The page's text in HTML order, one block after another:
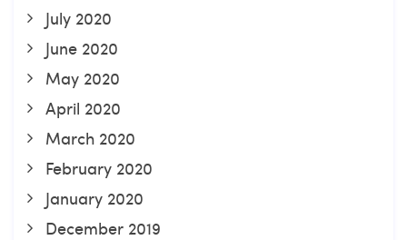
July 2020
June 2020
May 2020
April 2020
March 2020
February 2020
January 2020
December 2019